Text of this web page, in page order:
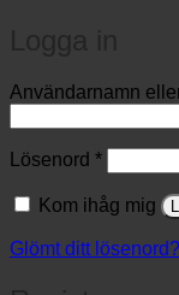
Användarnamn
Lösenord *
Kom ihåg mig
Glömt ditt lösenord?